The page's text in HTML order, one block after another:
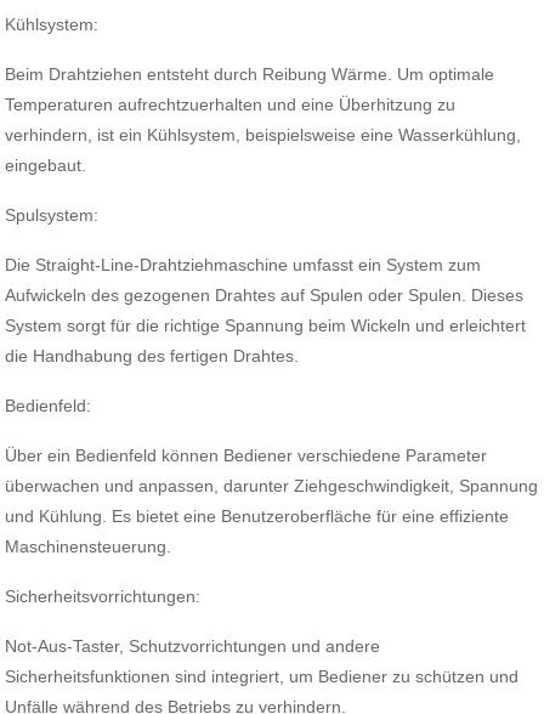
Kühlsystem:
Beim Drahtziehen entsteht durch Reibung Wärme. Um optimale
Temperaturen aufrechtzuerhalten und eine Überhitzung zu
verhindern, ist ein Kühlsystem, beispielsweise eine Wasserkühlung,
eingebaut.
Spulsystem:
Die Straight-Line-Drahtziehmaschine umfasst ein System zum
Aufwickeln des gezogenen Drahtes auf Spulen oder Spulen. Dieses
System sorgt für die richtige Spannung beim Wickeln und erleichtert
die Handhabung des fertigen Drahtes.
Bedienfeld:
Über ein Bedienfeld können Bediener verschiedene Parameter
überwachen und anpassen, darunter Ziehgeschwindigkeit, Spannung
und Kühlung. Es bietet eine Benutzeroberfläche für eine effiziente
Maschinensteuerung.
Sicherheitsvorrichtungen:
Not-Aus-Taster, Schutzvorrichtungen und andere
Sicherheitsfunktionen sind integriert, um Bediener zu schützen und
Unfälle während des Betriebs zu verhindern.